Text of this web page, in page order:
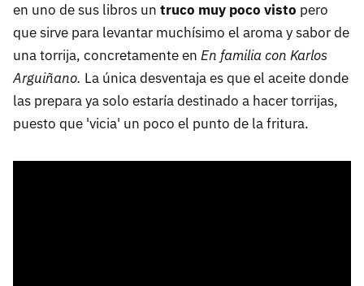
en uno de sus libros un truco muy poco visto pero
que sirve para levantar muchísimo el aroma y sabor de
una torrija, concretamente en En familia con Karlos
Arguiñano. La única desventaja es que el aceite donde
las prepara ya solo estaría destinado a hacer torrijas,
puesto que 'vicia' un poco el punto de la fritura.